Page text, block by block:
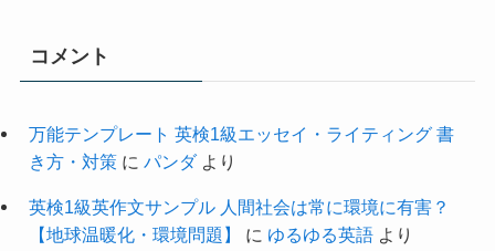
コメント
万能テンプレート 英検1級エッセイ・ライティング 書
き方・対策に パンダより
英検1級英作文サンプル 人間社会は常に環境に有害？
【地球温暖化・環境問題】
に ゆるゆる英語より